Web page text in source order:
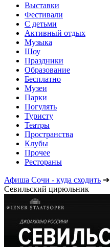
Выставки
Фестивали
С детьми
Активный отдых
Музыка
Шоу
Праздники
Образование
Бесплатно
Музеи
Парки
Погулять
Туристу
Театры
Пространства
Клубы
Прочее
Рестораны
Афиша Сочи - куда сходить ➔
Севильский цирюльник